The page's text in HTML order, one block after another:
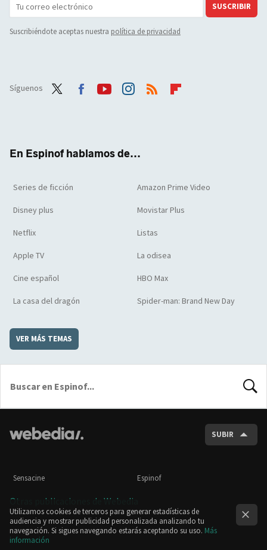
SUSCRIBIR
Suscribiéndote aceptas nuestra política de privacidad
Síguenos
En Espinof hablamos de...
Series de ficción Amazon Prime Video
Disney plus Movistar Plus
Netflix Listas
Apple TV La odisea
Cine español HBO Max
La casa del dragón Spider-man: Brand New Day
VER MÁS TEMAS
SUBIR
Sensacine Espinof
Otras publicaciones de Webedia
Utilizamos cookies de terceros para generar estadísticas de
audiencia y mostrar publicidad personalizada analizando tu
navegación. Si sigues navegando estarás aceptando su uso. Más
información